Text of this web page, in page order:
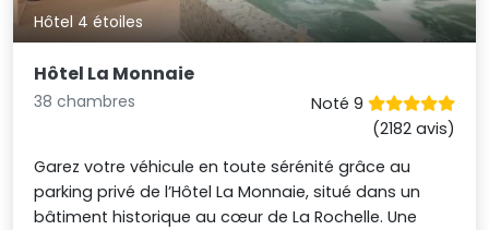
Hôtel 4 étoiles
Hôtel La Monnaie
38 chambres
Noté 9
(2182 avis)
Garez votre véhicule en toute sérénité grâce au
parking privé de l’Hôtel La Monnaie, situé dans un
bâtiment historique au cœur de La Rochelle. Une